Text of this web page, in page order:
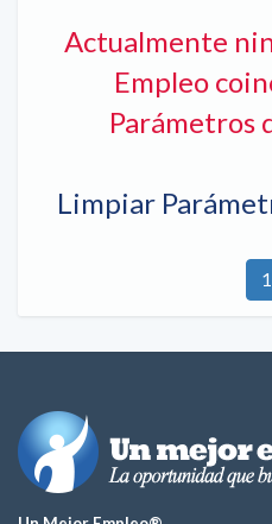
Actualmente
Empleo
Parámetros
Limpiar
1